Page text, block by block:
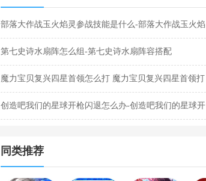
部落大作战玉火焰灵参战技能是什么-部落大作战玉火焰
灵参战技能合集
第七史诗水扇阵怎么组-第七史诗水扇阵容搭配
魔力宝贝复兴四星首领怎么打 魔力宝贝复兴四星首领打
法合集
创造吧我们的星球开枪闪退怎么办-创造吧我们的星球开
同类推荐